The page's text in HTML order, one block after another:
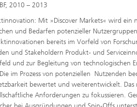
2010 – 2013
Mit »Discover Markets« wird
und Bedarfen potenzieller
bereits im Vorfeld von
und Stakeholdern Produkt- und
und zur Begleitung von technologischen
im Prozess von potenziellen Nutzenden
bewertet und weiterentwickelt.
Anforderungen zu fokussieren.